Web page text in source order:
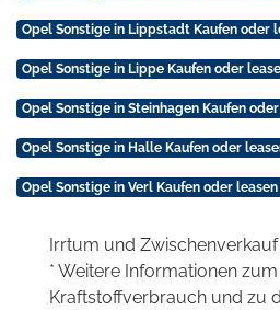
Opel Sonstige in Lippstadt Kaufen oder
Opel Sonstige in Lippe Kaufen oder
Opel Sonstige in Steinhagen Kaufen
Opel Sonstige in Halle Kaufen oder
Opel Sonstige in Verl Kaufen oder leasen
Irrtum und
* Weitere Informationen
Kraftstoffverbrauch und zu